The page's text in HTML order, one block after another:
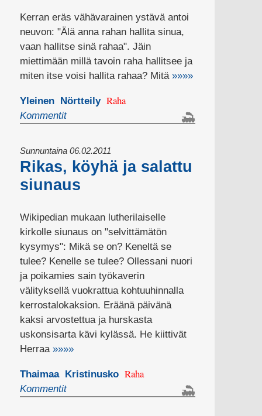
Kerran eräs vähävarainen ystävä antoi
neuvon: "Älä anna rahan hallita sinua,
vaan hallitse sinä rahaa". Jäin
miettimään millä tavoin raha hallitsee ja
miten itse voisi hallita rahaa? Mitä»»»»
Yleinen Nörtteily Raha
Kommentit
Sunnuntaina 06.02.2011
Rikas, köyhä ja salattu
siunaus
Wikipedian mukaan lutherilaiselle
kirkolle siunaus on "selvittämätön
kysymys": Mikä se on? Keneltä se
tulee? Kenelle se tulee? Ollessani nuori
ja poikamies sain työkaverin
välityksellä vuokrattua kohtuuhinnalla
kerrostalokaksion. Eräänä päivänä
kaksi arvostettua ja hurskasta
uskonsisarta kävi kylässä. He kiittivät
Herraa»»»»
Thaimaa Kristinusko Raha
Kommentit